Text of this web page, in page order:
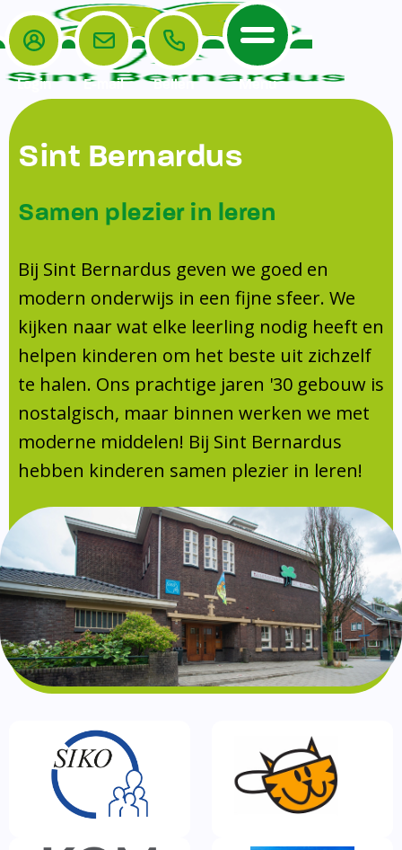
Home
De School
Veiligheidsplan
Onderwijs
Leerlingenraad
Leerlingenzorg
Doorstroomtoets
Jeugdprofessional op school
Centrum Jeugd en Gezin
Schoollogopedie
schoolondersteuningsprofiel
Schooltijden
Absentie
Vakanties
Aanmelden
Schoolgids
Gezonde school
Kinderopvang
BSO
Routebeschrijving
Privacy
Het Team
Ouders
Ouders
Tussenschoolse opvang
Activiteitencommissie (AC)
Medezeggenschapsraad (MR)
Formulieren
Klachtenregeling
Contact
Login E-mail Bellen Menu
Sint Bernardus
Samen plezier in leren
Bij Sint Bernardus geven we goed en
modern onderwijs in een fijne sfeer. We
kijken naar wat elke leerling nodig heeft en
helpen kinderen om het beste uit zichzelf
te halen. Ons prachtige jaren '30 gebouw is
nostalgisch, maar binnen werken we met
moderne middelen! Bij Sint Bernardus
hebben kinderen samen plezier in leren!